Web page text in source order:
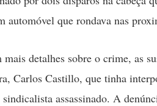
automóvel que rondava nas
detalhes sobre o crime, as
Carlos Castillo, que tinha
assassinado. A